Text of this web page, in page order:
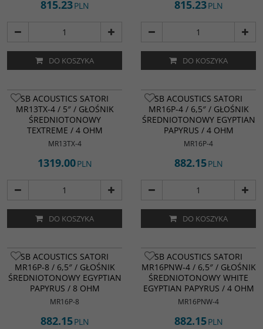
815.23PLN
DO KOSZYKA
815.23PLN
DO KOSZYKA
SB ACOUSTICS SATORI
MR13TX-4 / 5″ / GŁOŚNIK
ŚREDNIOTONOWY
TEXTREME / 4 OHM
MR13TX-4
1319.00PLN
DO KOSZYKA
SB ACOUSTICS SATORI
MR16P-4 / 6,5″ / GŁOŚNIK
ŚREDNIOTONOWY EGYPTIAN
PAPYRUS / 4 OHM
MR16P-4
882.15PLN
DO KOSZYKA
SB ACOUSTICS SATORI
MR16P-8 / 6,5″ / GŁOŚNIK
ŚREDNIOTONOWY EGYPTIAN
PAPYRUS / 8 OHM
MR16P-8
882.15PLN
SB ACOUSTICS SATORI
MR16PNW-4 / 6,5″ / GŁOŚNIK
ŚREDNIOTONOWY WHITE
EGYPTIAN PAPYRUS / 4 OHM
MR16PNW-4
882.15PLN